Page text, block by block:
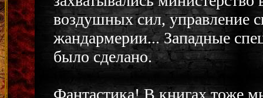
воздушных сил, управление
жандармерии... Западные
было сделано.
Фантастика! В книгах тоже